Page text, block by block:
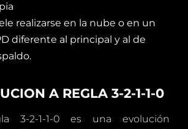
realizarse en la nube o en un
diferente al principal y al de
A REGLA 3-2-1-1-0
3-2-1-1-0 es una evolución